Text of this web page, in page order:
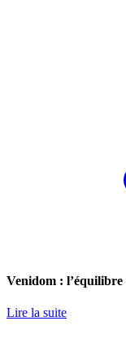
Venidom :
Lire la suite